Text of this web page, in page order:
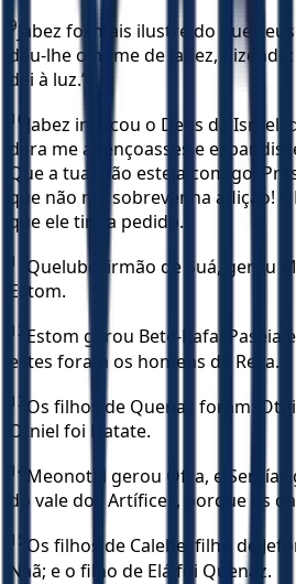
9
Jabez foi mais ilustre do que
deu-lhe o nome de Jabez,
dei à luz.”
10 Jabez invocou o Deus de Israel,
dera me abençoasses e
Que a tua mão esteja comigo!
que não me sobrevenha aflição! E
que ele tinha pedido.
11
Quelube, irmão de Suá, gerou
Estom.
12 Estom gerou Bete-Rafa, Paseia
estes foram os homens de Reca.
13 Os filhos de Quenaz foram:
Otniel foi Hatate.
14 Meonotai gerou Ofra, e
do vale dos Artífices, porque os
15 Os filhos de Calebe, filho de
Naã; e o filho de Elá foi Quenaz.